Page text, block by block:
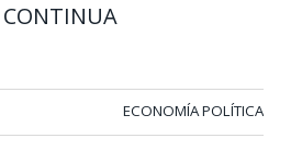
ECONOMÍA POLÍTICA